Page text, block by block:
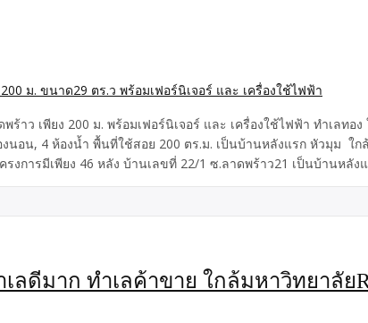
ว เพียง 200 ม. พร้อมเฟอร์นิเจอร์ และ เครื่องใช้ไฟฟ้า ทำเลทอ
น, 4 ห้องน้ำ พื้นที่ใช้สอย 200 ตร.ม. เป็นบ้านหลังแรก หัวมุม ใก
การมีเพียง 46 หลัง บ้านเลขที่ 22/1 ซ.ลาดพร้าว21 เป็นบ้านหลัง
ดีมาก ทำเลค้าขาย ใกล้มหาวิทยาลัย